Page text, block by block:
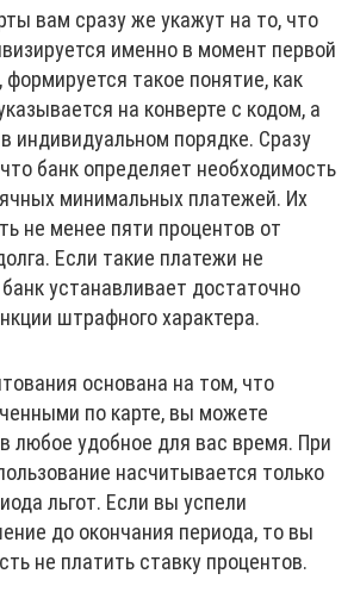
вам сразу же укажут на то, что
именно в момент первой
формируется такое понятие, как
на конверте с кодом, а
индивидуальном порядке. Сразу
банк определяет необходимость
минимальных платежей. Их
не менее пяти процентов от
Если такие платежи не
устанавливает достаточно
штрафного характера.
основана на том, что
по карте, вы можете
любое удобное для вас время. При
насчитывается только
льгот. Если вы успели
до окончания периода, то вы
не платить ставку процентов.